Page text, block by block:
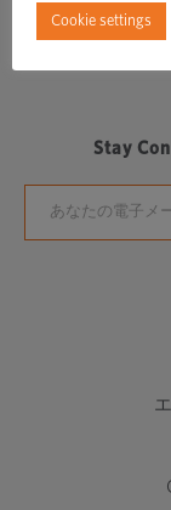
Stay
Cookie settings